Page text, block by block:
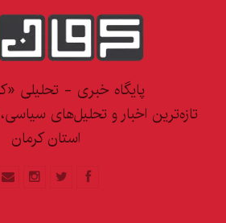
پایگاه خبری - تحلیلی
تازه‌ترین اخبار و تحلیل‌های
استان کرمان